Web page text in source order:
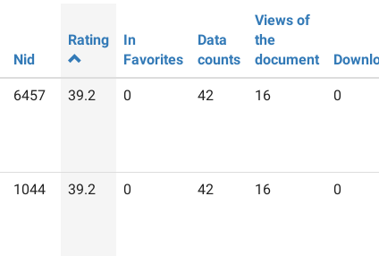
Nid
Rating
In
Favorites
Data
counts
Views of
the
document
6457 39.2 0 42 16 0
1044 39.2 0 42 16 0